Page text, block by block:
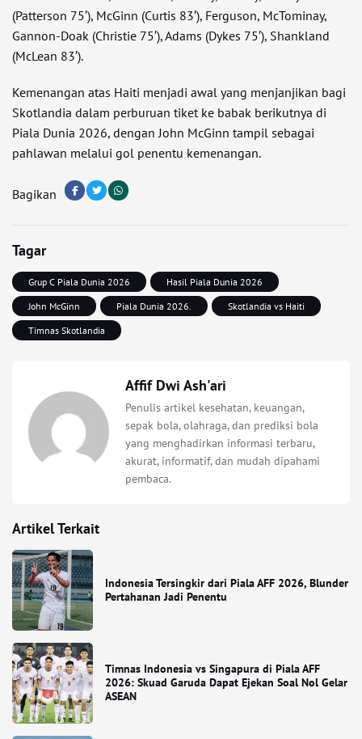
(Patterson 75′), McGinn (Curtis 83′), Ferguson, McTominay,
Gannon-Doak (Christie 75′), Adams (Dykes 75′), Shankland
(McLean 83′).
Kemenangan atas Haiti menjadi awal yang menjanjikan bagi
Skotlandia dalam perburuan tiket ke babak berikutnya di
Piala Dunia 2026, dengan John McGinn tampil sebagai
pahlawan melalui gol penentu kemenangan.
Bagikan
Tagar
Grup C Piala Dunia 2026
Hasil Piala Dunia 2026
John McGinn
Piala Dunia 2026.
Skotlandia vs Haiti
Timnas Skotlandia
Affif Dwi Ash'ari
Penulis artikel kesehatan, keuangan,
sepak bola, olahraga, dan prediksi bola
yang menghadirkan informasi terbaru,
akurat, informatif, dan mudah dipahami
pembaca.
Artikel Terkait
Indonesia Tersingkir dari Piala AFF 2026, Blunder
Pertahanan Jadi Penentu
Timnas Indonesia vs Singapura di Piala AFF
2026: Skuad Garuda Dapat Ejekan Soal Nol Gelar
ASEAN